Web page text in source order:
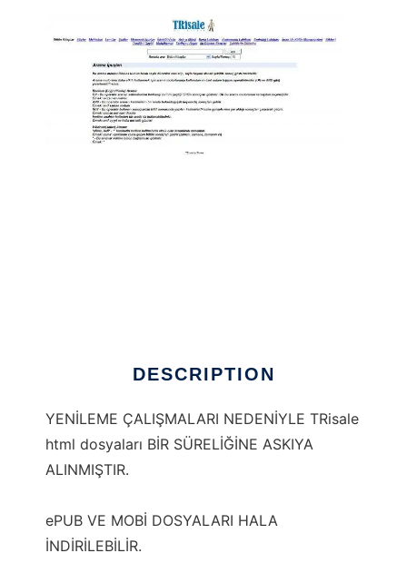
DESCRIPTION
YENİLEME ÇALIŞMALARI NEDENİYLE TRisale
html dosyaları BİR SÜRELİĞİNE ASKIYA
ALINMIŞTIR.
ePUB VE MOBİ DOSYALARI HALA
İNDİRİLEBİLİR.